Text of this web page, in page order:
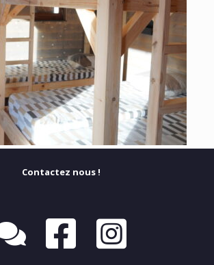
Contactez nous !